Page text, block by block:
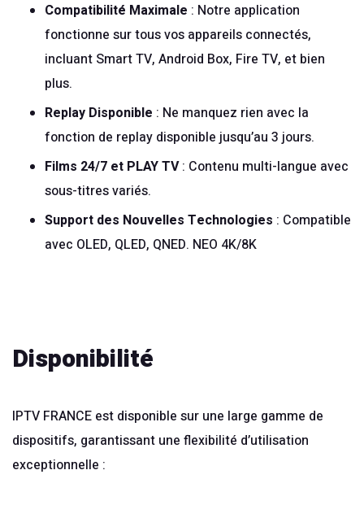
Compatibilité Maximale : Notre application
fonctionne sur tous vos appareils connectés,
incluant Smart TV, Android Box, Fire TV, et bien
plus.
Replay Disponible : Ne manquez rien avec la
fonction de replay disponible jusqu’au 3 jours.
Films 24/7 et PLAY TV: Contenu multi-langue avec
sous-titres variés.
Support des Nouvelles Technologies : Compatible
avec OLED, QLED, QNED. NEO 4K/8K
Disponibilité
IPTV FRANCE est disponible sur une large gamme de
dispositifs, garantissant une flexibilité d’utilisation
exceptionnelle :